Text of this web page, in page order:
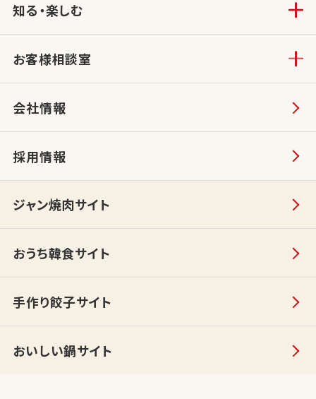
知る・楽しむ
お客様相談室
会社情報
採用情報
ジャン焼肉サイト
おうち韓食サイト
手作り餃子サイト
おいしい鍋サイト